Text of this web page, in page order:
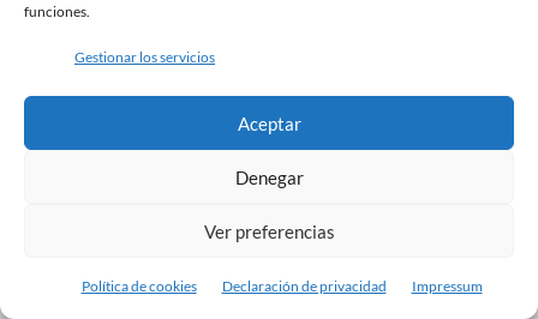
funciones.
Gestionar los servicios
Aceptar
Denegar
Ver preferencias
Política de cookies Declaración de privacidad Impressum
desde
Este
producto
tiene
Test online Creatividad
79.00